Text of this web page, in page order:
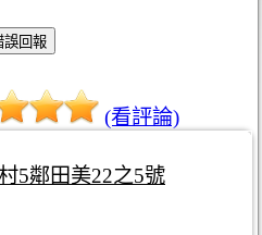
(看評論)
5鄰田美22之5號